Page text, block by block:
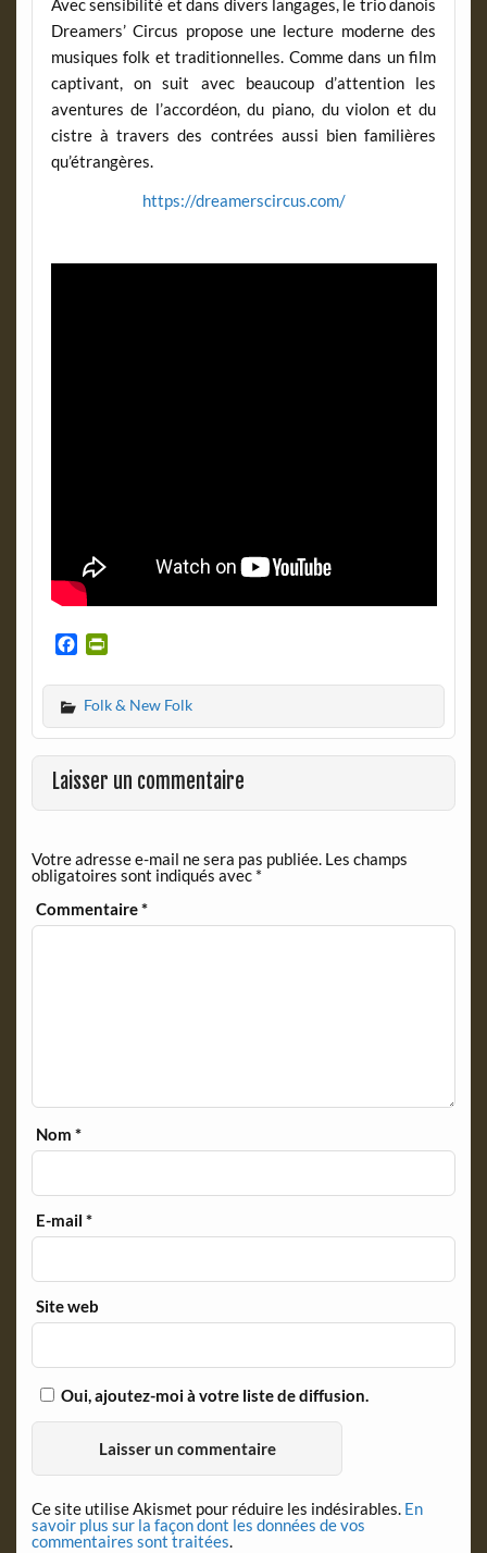
Avec sensibilité et dans divers langages, le trio danois
Dreamers’ Circus propose une lecture moderne des
musiques folk et traditionnelles. Comme dans un film
captivant, on suit avec beaucoup d’attention les
aventures de l’accordéon, du piano, du violon et du
cistre à travers des contrées aussi bien familières
qu’étrangères.
https://dreamerscircus.com/
c
e
b
o
o
k
i
n
t
F
r
e
d
l
y
Folk & New Folk
Laisser un commentaire
Votre adresse e-mail ne sera pas publiée. Les champs
obligatoires sont indiqués avec *
Commentaire*
Nom*
E-mail*
Site web
Oui, ajoutez-moi à votre liste de diffusion.
Ce site utilise Akismet pour réduire les indésirables. En
savoir plus sur la façon dont les données de vos
commentaires sont traitées.